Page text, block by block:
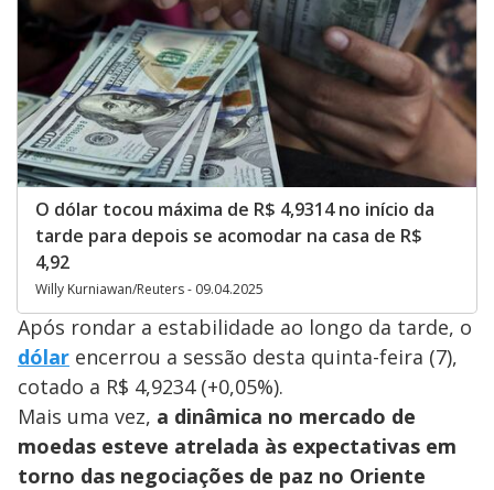
O dólar tocou máxima de R$ 4,9314 no início da
tarde para depois se acomodar na casa de R$
4,92
Willy Kurniawan/Reuters - 09.04.2025
Após rondar a estabilidade ao longo da tarde, o
dólar encerrou a sessão desta quinta-feira (7),
cotado a R$ 4,9234 (+0,05%).
Mais uma vez, a dinâmica no mercado de
moedas esteve atrelada às expectativas em
torno das negociações de paz no Oriente